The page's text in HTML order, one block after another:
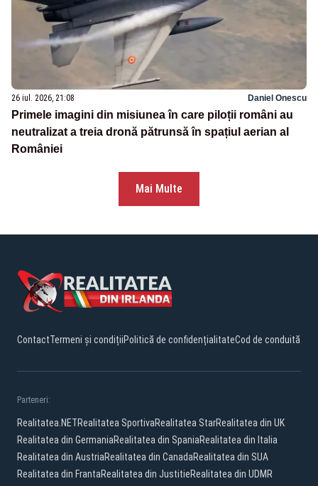
26 iul. 2026, 21:08 Daniel Onescu
Primele imagini din misiunea în care piloții români au
neutralizat a treia dronă pătrunsă în spațiul aerian al
României
Mai Multe
ContactTermeni și condițiiPolitică de confidențialitateCod de conduită
Parteneri:
Realitatea.NETRealitatea SportivaRealitatea StarRealitatea din UK
Realitatea din GermaniaRealitatea din SpaniaRealitatea din Italia
Realitatea din AustriaRealitatea din CanadaRealitatea din SUA
Realitatea din FrantaRealitatea din JustitieRealitatea din UDMR